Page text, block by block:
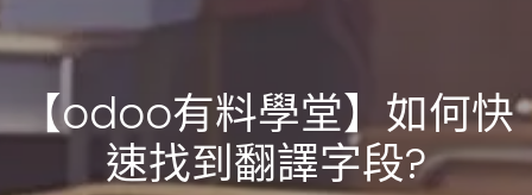
【odoo有料學堂】如何快
速找到翻譯字段?